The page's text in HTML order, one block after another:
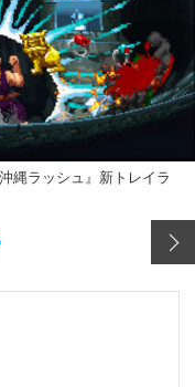
縄ラッシュ』新トレイラ